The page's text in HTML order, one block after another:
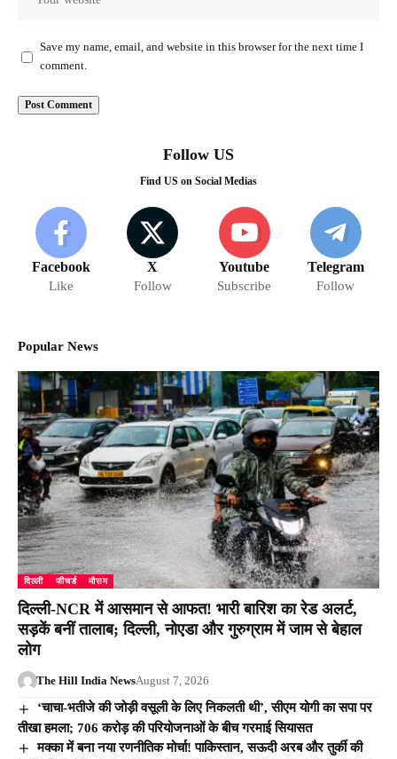
Save my name, email, and website in this browser for the next time I
comment.
Follow US
Find US on Social Medias
Facebook
Like
X
Follow
Youtube
Subscribe
Telegram
Follow
Popular News
दिल्ली फीचर्ड मौसम
दिल्ली-NCR में आसमान से आफत! भारी बारिश का रेड अलर्ट,
सड़कें बनीं तालाब; दिल्ली, नोएडा और गुरुग्राम में जाम से बेहाल
लोग
The Hill India NewsAugust 7, 2026
‘चाचा-भतीजे की जोड़ी वसूली के लिए निकलती थी’, सीएम योगी का सपा पर
तीखा हमला; 706 करोड़ की परियोजनाओं के बीच गरमाई सियासत
मक्का में बना नया रणनीतिक मोर्चा! पाकिस्तान, सऊदी अरब और तुर्की की